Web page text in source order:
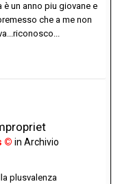
un anno piu giovane e
che a me non
© in Archivio
plusvalenza